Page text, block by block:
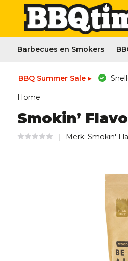
Barbecues en Smokers
BBQ Summer Sale ▸
Home
Smokin’
Merk: Smokin'